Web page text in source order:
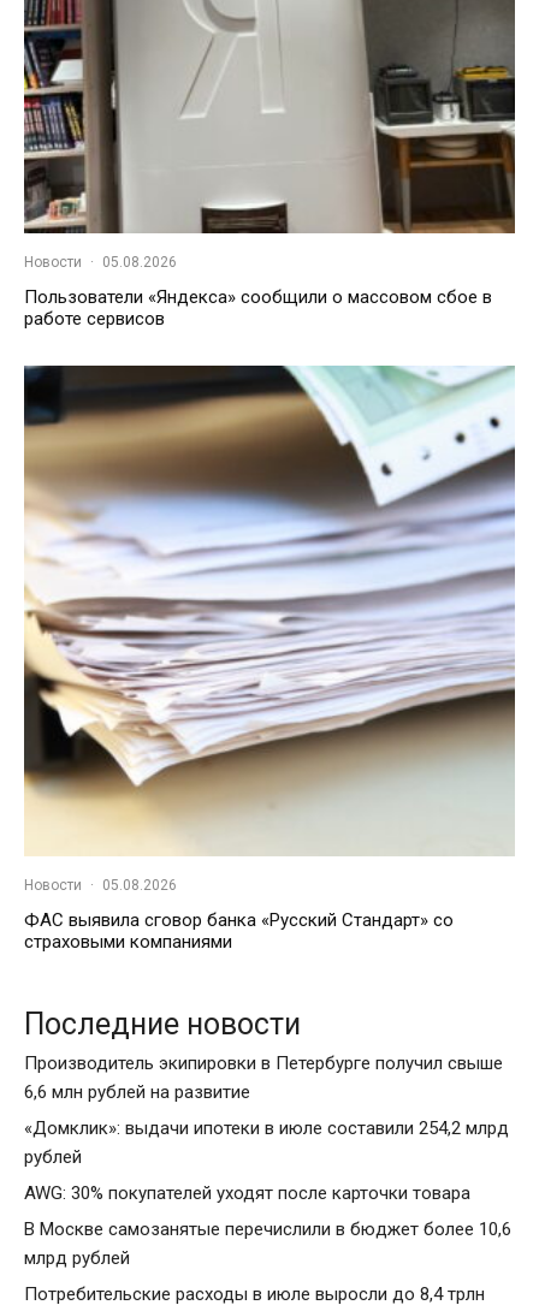
Новости · 05.08.2026
Пользователи «Яндекса» сообщили о массовом сбое в
работе сервисов
Новости · 05.08.2026
ФАС выявила сговор банка «Русский Стандарт» со
страховыми компаниями
Последние новости
Производитель экипировки в Петербурге получил свыше
6,6 млн рублей на развитие
«Домклик»: выдачи ипотеки в июле составили 254,2 млрд
рублей
AWG: 30% покупателей уходят после карточки товара
В Москве самозанятые перечислили в бюджет более 10,6
млрд рублей
Потребительские расходы в июле выросли до 8,4 трлн